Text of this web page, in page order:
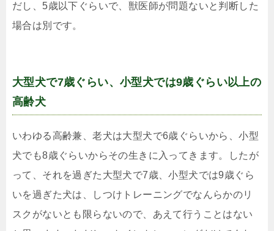
だし、5歳以下ぐらいで、獣医師が問題ないと判断した
場合は別です。
大型犬で7歳ぐらい、小型犬では9歳ぐらい以上の
高齢犬
いわゆる高齢兼、老犬は大型犬で6歳ぐらいから、小型
犬でも8歳ぐらいからその生きに入ってきます。したが
って、それを過ぎた大型犬で7歳、小型犬では9歳ぐら
いを過ぎた犬は、しつけトレーニングでなんらかのリ
スクがないとも限らないので、あえて行うことはない